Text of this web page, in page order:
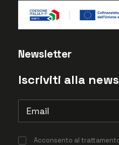
Newsletter
Iscriviti alla
Acconsento al